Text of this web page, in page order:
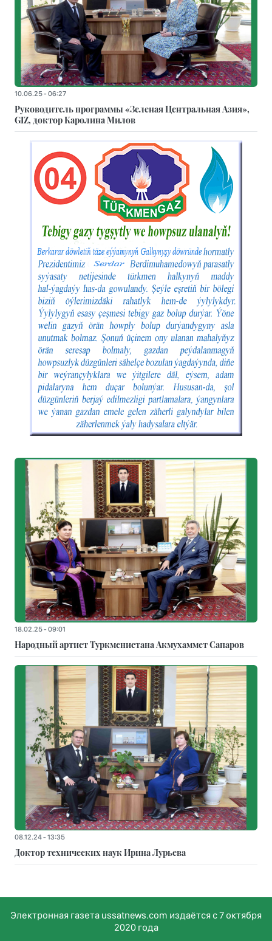
10.06.25 - 06:27
Руководитель программы «Зеленая Центральная Азия»,
GIZ, доктор Каролина Милов
18.02.25 - 09:01
Народный артист Туркменистана Акмухаммет Сапаров
08.12.24 - 13:35
Доктор технических наук Ирина Лурьева
Электронная газета ussatnews.com издаётся с 7 октября
2020 года